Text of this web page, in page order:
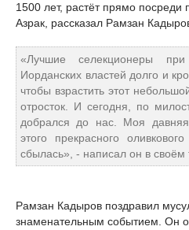
1500 лет, растёт прямо посреди
Азрак, рассказал Рамзан
«Лучшие селекционеры при
Иорданских властей долго и
чтобы взрастить этот
отросток. И сегодня, по
добрался до нас. Моя давняя
этого прекрасного
сбылась», - написал он в своём
Рамзан Кадыров поздравил
знаменательным событием. Он